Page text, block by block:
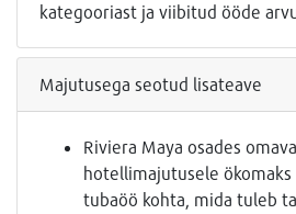
kategooriast ja viibitud ööde
Majutusega seotud lisateave
Riviera Maya osades
hotellimajutusele ökomaks
tubaöö kohta, mida tuleb